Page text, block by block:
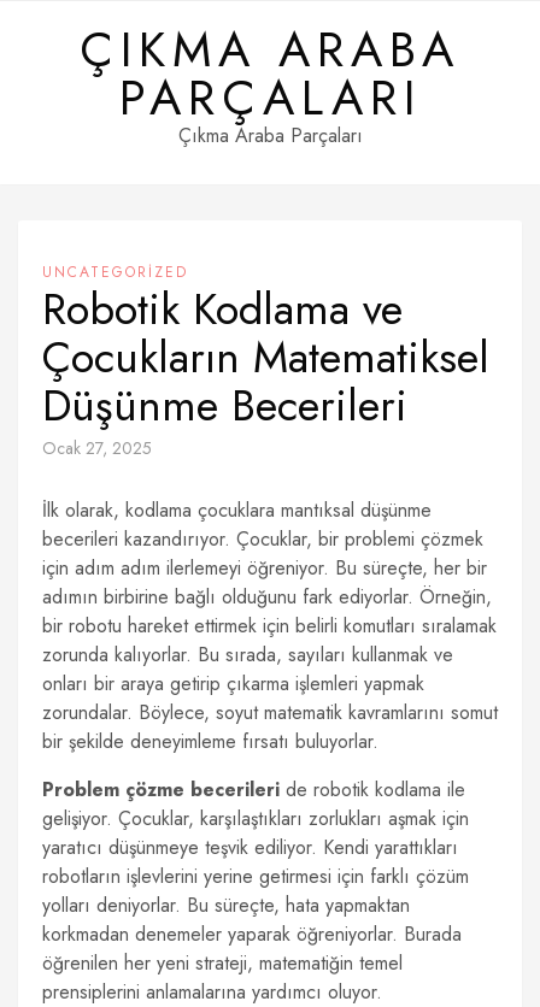
ÇIKMA ARABA
PARÇALARI
Çıkma Araba Parçaları
UNCATEGORIZED
Robotik Kodlama ve
Çocukların Matematiksel
Düşünme Becerileri
Ocak 27, 2025
İlk olarak, kodlama çocuklara mantıksal düşünme
becerileri kazandırıyor. Çocuklar, bir problemi çözmek
için adım adım ilerlemeyi öğreniyor. Bu süreçte, her bir
adımın birbirine bağlı olduğunu fark ediyorlar. Örneğin,
bir robotu hareket ettirmek için belirli komutları sıralamak
zorunda kalıyorlar. Bu sırada, sayıları kullanmak ve
onları bir araya getirip çıkarma işlemleri yapmak
zorundalar. Böylece, soyut matematik kavramlarını somut
bir şekilde deneyimleme fırsatı buluyorlar.
Problem çözme becerileri de robotik kodlama ile
gelişiyor. Çocuklar, karşılaştıkları zorlukları aşmak için
yaratıcı düşünmeye teşvik ediliyor. Kendi yarattıkları
robotların işlevlerini yerine getirmesi için farklı çözüm
yolları deniyorlar. Bu süreçte, hata yapmaktan
korkmadan denemeler yaparak öğreniyorlar. Burada
öğrenilen her yeni strateji, matematiğin temel
prensiplerini anlamalarına yardımcı oluyor.